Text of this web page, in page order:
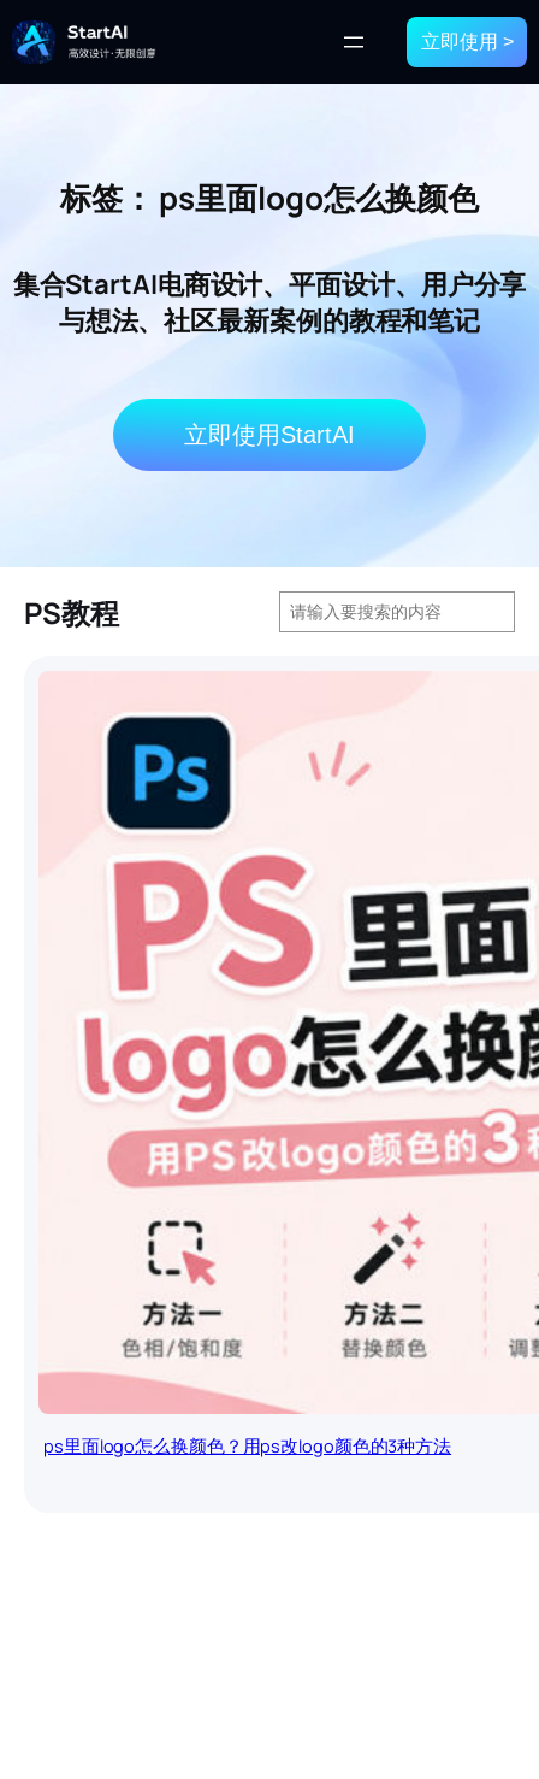
立即使用 >
标签： ps里面logo怎么换颜色
集合StartAI电商设计、平面设计、用户分享
与想法、社区最新案例的教程和笔记
立即使用StartAI
PS教程
搜
索
ps里面logo怎么换颜色？用ps改logo颜色的3种方法